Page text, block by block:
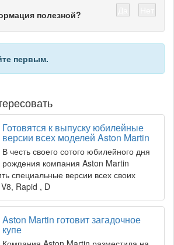
полезной?
первым.
Готовятся к выпуску юбилейные
версии всех моделей Aston Martin
В честь своего сотого юбилейного дня
рождения компания Aston Martin
специальные версии всех своих
Rapid , D
Aston Martin готовит загадочное
купе